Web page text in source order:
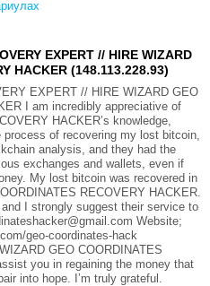
EXPERT // HIRE WIZARD
HACKER (148.113.228.93)
EXPERT // HIRE WIZARD GEO
I am incredibly appreciative of
HACKER’s knowledge,
of recovering my lost bitcoin,
analysis, and they had the
exchanges and wallets, even if
My lost bitcoin was recovered in
RECOVERY HACKER.
I strongly suggest their service to
Website;
geo-coordinates-hack
GEO COORDINATES
you in regaining the money that
into hope. I’m truly grateful.